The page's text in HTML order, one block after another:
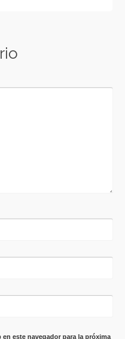
este navegador para la próxima